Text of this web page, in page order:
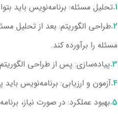
تحلیل مسئله: برنامه‌نویس باید
طراحی الگوریتم: بعد از تحلیل
مسئله را برآورده کند.
پیاده‌سازی: پس از طراحی
آزمون و ارزیابی: برنامه‌نویس
بهبود عملکرد: در صورت نیاز،